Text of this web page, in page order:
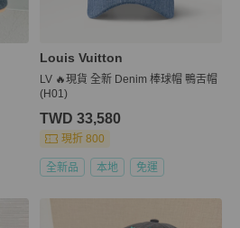
Louis Vuitton
LV 🔥現貨 全新 Denim 棒球帽 鴨舌帽
(H01)
TWD 33,580
現折 800
全新品 本地 免運